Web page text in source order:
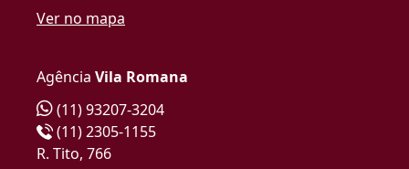
Ver no mapa
Agência Vila Romana
(11) 93207-3204
(11) 2305-1155
R. Tito, 766